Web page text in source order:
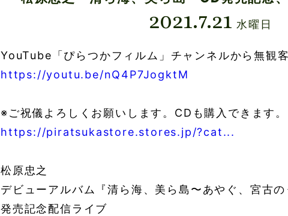
2021.7.21 水曜日
YouTube「ぴらつかフィルム」チャンネルから無観客
https://youtu.be/nQ4P7JogktM
※ご祝儀よろしくお願いします。CDも購入できます。
https://piratsukastore.stores.jp/?cat...
松原忠之
デビューアルバム『清ら海、美ら島〜あやぐ、宮古の
発売記念配信ライブ